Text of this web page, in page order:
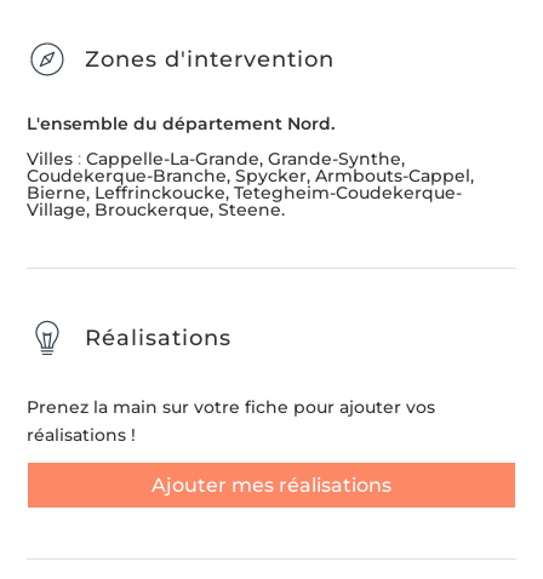
Zones d'intervention
L'ensemble du département Nord.
Villes :Cappelle-La-Grande, Grande-Synthe,
Coudekerque-Branche, Spycker, Armbouts-Cappel,
Bierne, Leffrinckoucke, Tetegheim-Coudekerque-
Village, Brouckerque, Steene.
Réalisations
Prenez la main sur votre fiche pour ajouter vos
réalisations !
Ajouter mes réalisations